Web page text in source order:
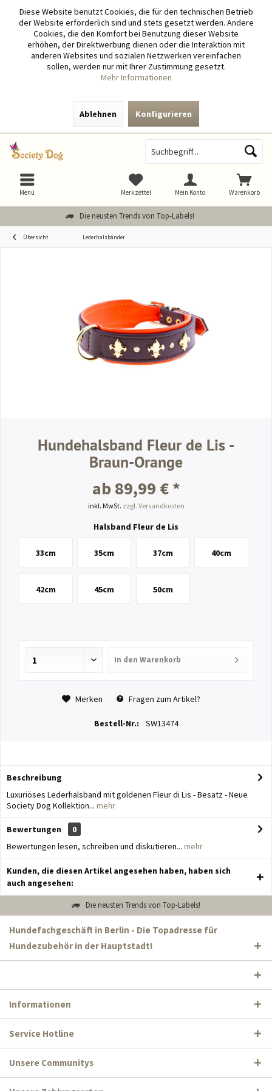
Diese Website benutzt Cookies, die für den technischen Betrieb
der Website erforderlich sind und stets gesetzt werden. Andere
Cookies, die den Komfort bei Benutzung dieser Website
erhöhen, der Direktwerbung dienen oder die Interaktion mit
anderen Websites und sozialen Netzwerken vereinfachen
sollen, werden nur mit Ihrer Zustimmung gesetzt.
Mehr Informationen
Ablehnen Konfigurieren
Die neusten Trends von Top-Labels!
Warenkorb
Merkzettel Mein Konto
Menü
Übersicht Lederhalsbänder
Hundehalsband Fleur de Lis -
Braun-Orange
ab 89,99 € *
inkl. MwSt. zzgl. Versandkosten
Halsband Fleur de Lis
33cm 35cm 37cm 40cm
42cm 45cm 50cm
In den Warenkorb
Merken Fragen zum Artikel?
Bestell-Nr.: SW13474
Beschreibung
Luxuriöses Lederhalsband mit goldenen Fleur di Lis - Besatz - Neue
Society Dog Kollektion... mehr
Bewertungen
0
Bewertungen lesen, schreiben und diskutieren... mehr
Kunden, die diesen Artikel angesehen haben, haben sich
auch angesehen:
Die neusten Trends von Top-Labels!
Hundefachgeschäft in Berlin - Die Topadresse für
Hundezubehör in der Hauptstadt!
Informationen
Service Hotline
Unsere Communitys